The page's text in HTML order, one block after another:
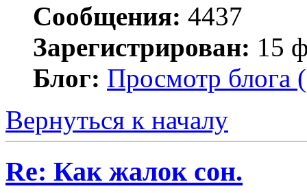
Сообщения: 4437
Зарегистрирован: 15
Блог: Просмотр блога
Вернуться к началу
Re: Как жалок сон.